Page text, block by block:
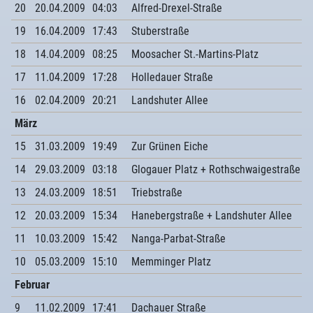
20 20.04.2009 04:03
Alfred-Drexel-Straße
19
16.04.2009 17:43
Stuberstraße
18
14.04.2009 08:25
Moosacher St.-Martins-Platz
17
11.04.2009 17:28
Holledauer Straße
16
02.04.2009 20:21
Landshuter Allee
März
15
31.03.2009 19:49
Zur Grünen Eiche
14
29.03.2009 03:18
Glogauer Platz + Rothschwaigestraße
13
24.03.2009 18:51
Triebstraße
12
20.03.2009 15:34
Hanebergstraße + Landshuter Allee
11
10.03.2009 15:42
Nanga-Parbat-Straße
10
05.03.2009 15:10
Memminger Platz
Februar
9
11.02.2009 17:41 Dachauer Straße